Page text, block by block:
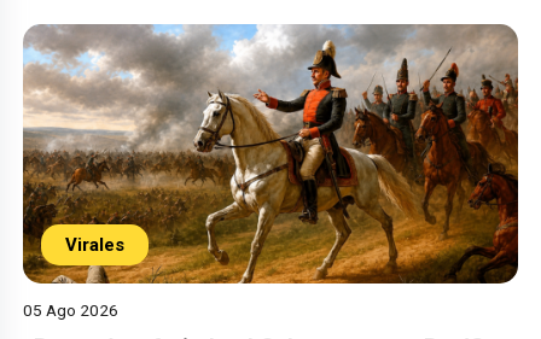
Virales
05 Ago 2026